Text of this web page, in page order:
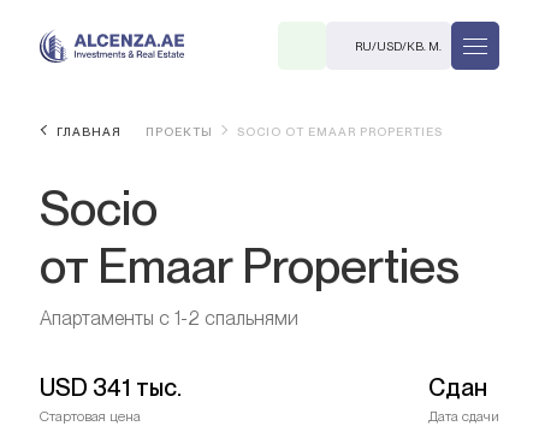
RU/USD/КВ. М.
ГЛАВНАЯ ПРОЕКТЫ SOCIO ОТ EMAAR PROPERTIES
Socio
от Emaar Properties
Апартаменты с 1-2 спальнями
USD 341 тыс.
Стартовая цена
Сдан
Дата сдачи